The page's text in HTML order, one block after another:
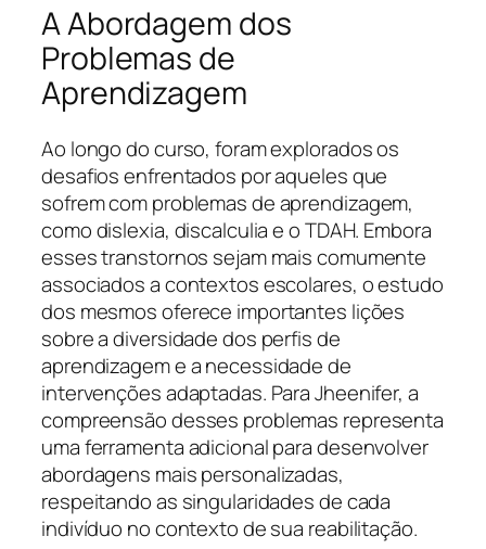
A Abordagem dos
Problemas de
Aprendizagem
Ao longo do curso, foram explorados os
desafios enfrentados por aqueles que
sofrem com problemas de aprendizagem,
como dislexia, discalculia e o TDAH. Embora
esses transtornos sejam mais comumente
associados a contextos escolares, o estudo
dos mesmos oferece importantes lições
sobre a diversidade dos perfis de
aprendizagem e a necessidade de
intervenções adaptadas. Para Jheenifer, a
compreensão desses problemas representa
uma ferramenta adicional para desenvolver
abordagens mais personalizadas,
respeitando as singularidades de cada
indivíduo no contexto de sua reabilitação.